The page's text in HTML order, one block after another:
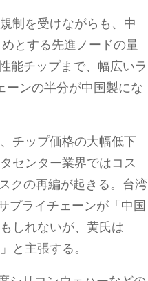
制を受けながらも、中
とする先進ノードの量
能チップまで、幅広いラ
ーンの半分が中国製にな
チップ価格の大幅低下
センター業界ではコス
クの再編が起きる。台湾
プライチェーンが「中国
しれないが、黄氏は
と主張する。